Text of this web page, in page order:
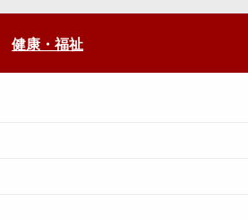
健康・福祉